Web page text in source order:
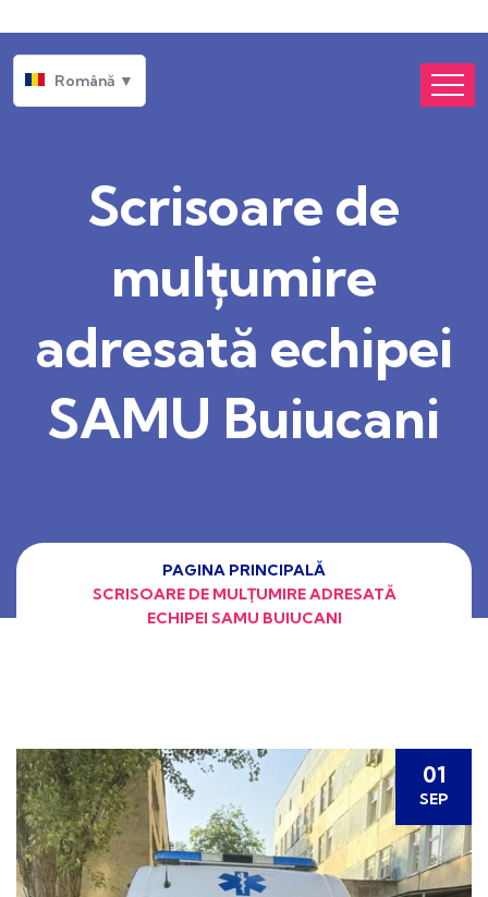
Română ▼
Scrisoare de
mulțumire
adresată echipei
SAMU Buiucani
PAGINA PRINCIPALĂ
SCRISOARE DE MULȚUMIRE ADRESATĂ
ECHIPEI SAMU BUIUCANI
01
SEP